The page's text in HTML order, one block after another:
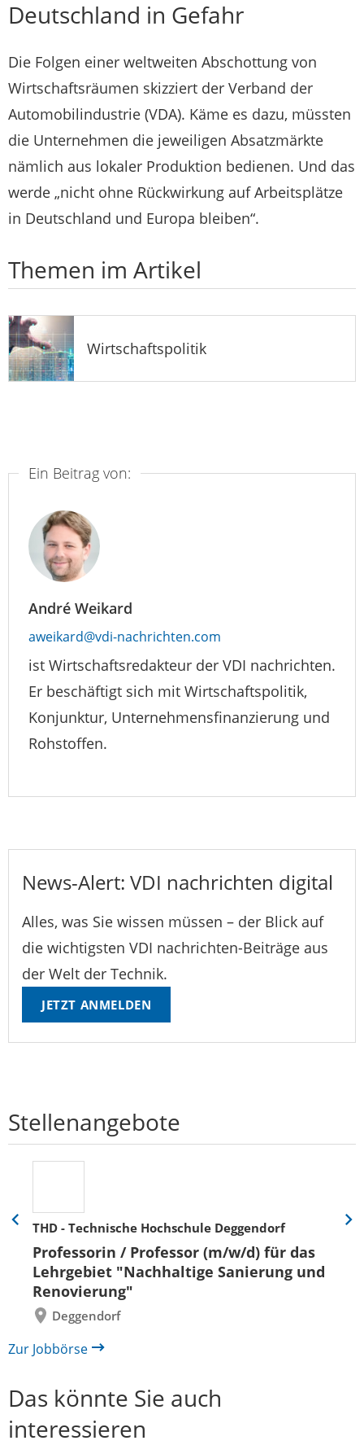
Deutschland in Gefahr
Die Folgen einer weltweiten Abschottung von
Wirtschaftsräumen skizziert der Verband der
Automobilindustrie (VDA). Käme es dazu, müssten
die Unternehmen die jeweiligen Absatzmärkte
nämlich aus lokaler Produktion bedienen. Und das
werde „nicht ohne Rückwirkung auf Arbeitsplätze
in Deutschland und Europa bleiben“.
Themen im Artikel
Wirtschaftspolitik
Ein Beitrag von:
André Weikard
aweikard@vdi-nachrichten.com
ist Wirtschaftsredakteur der VDI nachrichten.
Er beschäftigt sich mit Wirtschaftspolitik,
Konjunktur, Unternehmensfinanzierung und
Rohstoffen.
News-Alert: VDI nachrichten digital
Alles, was Sie wissen müssen – der Blick auf
die wichtigsten VDI nachrichten-Beiträge aus
der Welt der Technik.
JETZT ANMELDEN
Stellenangebote
THD - Technische Hochschule Deggendorf
Professorin / Professor (m/w/d) für das
Lehrgebiet "Nachhaltige Sanierung und
Renovierung"
Deggendorf
Eine
zurück
Eine
Zur Jobbörse
Das könnte Sie auch
interessieren